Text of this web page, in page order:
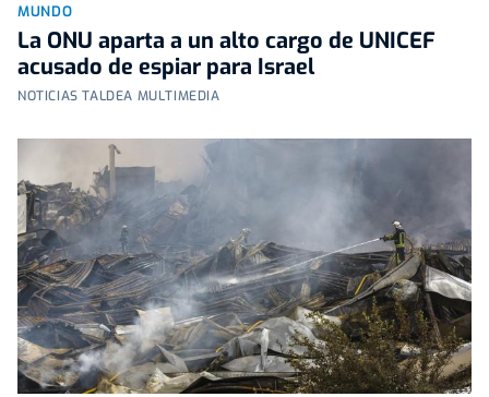
MUNDO
La ONU aparta a un alto cargo de UNICEF
acusado de espiar para Israel
NOTICIAS TALDEA MULTIMEDIA